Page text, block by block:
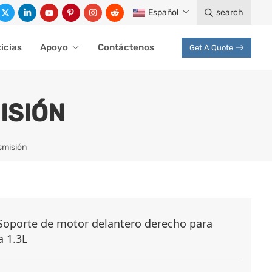
Español search
Apoyo Contáctenos Get A Quote
de motor delantero derecho para
1.3L